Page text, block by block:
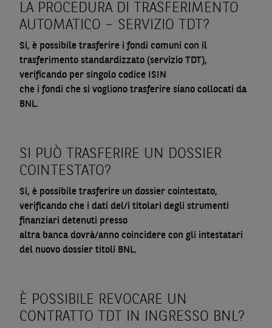
LA PROCEDURA DI TRASFERIMENTO
AUTOMATICO – SERVIZIO TDT?
Si, è possibile trasferire i fondi comuni con il
trasferimento standardizzato (servizio TDT),
verificando per singolo codice ISIN
che i fondi che si vogliono trasferire siano collocati da
BNL.
SI PUÒ TRASFERIRE UN DOSSIER
COINTESTATO?
Si, è possibile trasferire un dossier cointestato,
verificando che i dati del/i titolari degli strumenti
finanziari detenuti presso
altra banca dovrà/anno coincidere con gli intestatari
del nuovo dossier titoli BNL.
È POSSIBILE REVOCARE UN
CONTRATTO TDT IN INGRESSO BNL?